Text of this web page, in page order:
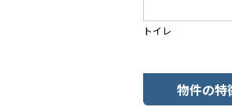
トイレ
物件の特